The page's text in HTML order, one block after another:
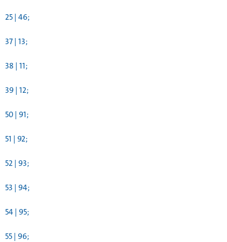
25 | 46;
37 | 13;
38 | 11;
39 | 12;
50 | 91;
51 | 92;
52 | 93;
53 | 94;
54 | 95;
55 | 96;